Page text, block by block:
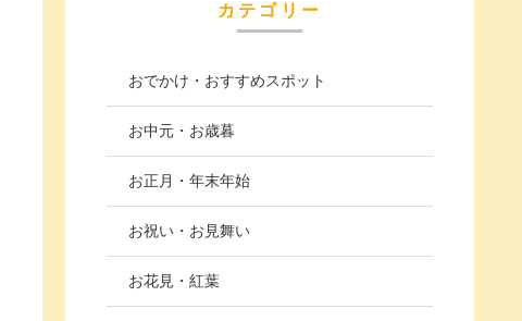
カテゴリー
おでかけ・おすすめスポット
お中元・お歳暮
お正月・年末年始
お祝い・お見舞い
お花見・紅葉